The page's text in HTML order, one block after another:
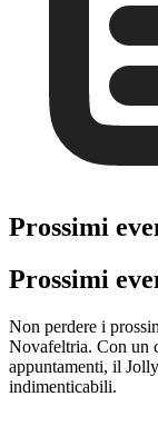
Prossimi
Prossimi
Non perdere i
Novafeltria. Con un
appuntamenti, il
indimenticabili.